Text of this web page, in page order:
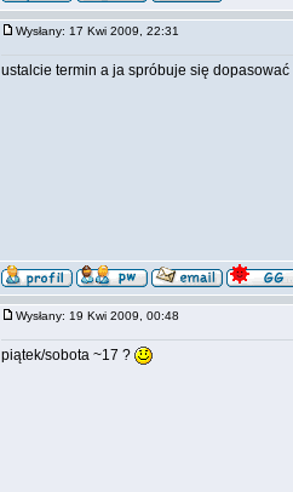
Wysłany: 17 Kwi 2009, 22:31
ustalcie termin a ja spróbuje się dopasować
Wysłany: 19 Kwi 2009, 00:48
piątek/sobota ~17 ?